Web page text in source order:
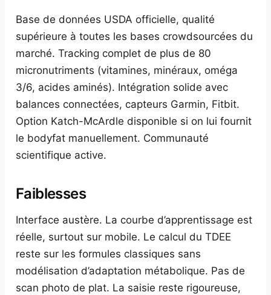
Base de données USDA officielle, qualité
supérieure à toutes les bases crowdsourcées du
marché. Tracking complet de plus de 80
micronutriments (vitamines, minéraux, oméga
3/6, acides aminés). Intégration solide avec
balances connectées, capteurs Garmin, Fitbit.
Option Katch-McArdle disponible si on lui fournit
le bodyfat manuellement. Communauté
scientifique active.
Faiblesses
Interface austère. La courbe d’apprentissage est
réelle, surtout sur mobile. Le calcul du TDEE
reste sur les formules classiques sans
modélisation d’adaptation métabolique. Pas de
scan photo de plat. La saisie reste rigoureuse,